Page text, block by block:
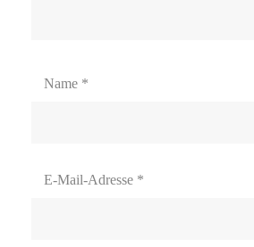
Name *
E-Mail-Adresse *